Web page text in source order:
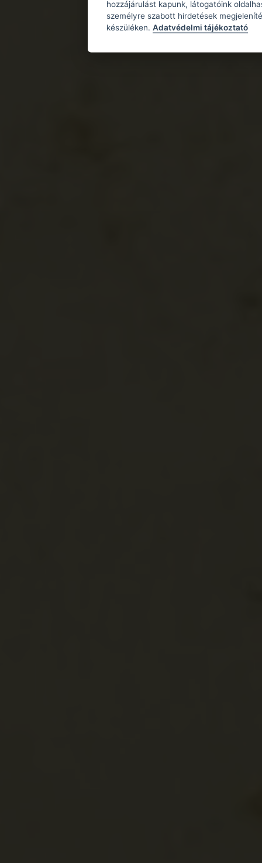
hozzájárulást kapunk, látogatóink
személyre szabott hirdetések
készüléken. Adatvédelmi tájékoztató